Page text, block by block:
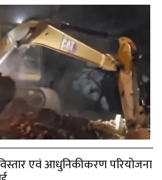
एवं आधुनिकीकरण परियोजना